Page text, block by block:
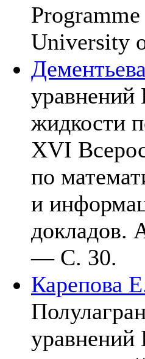
University
уравнений
жидкости
XVI
по
и
докладов.
— С. 30.
Карепова
уравнений